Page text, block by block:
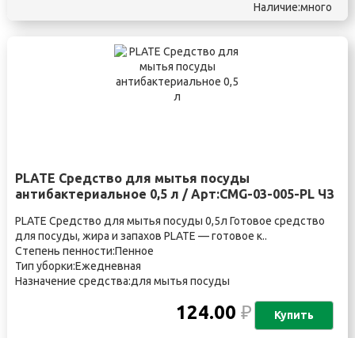
Наличие:много
PLATE Средство для мытья посуды
антибактериальное 0,5 л / Арт:CMG-03-005-PL ЧЗ
PLATE Средство для мытья посуды 0,5л Готовое средство
для посуды, жира и запахов PLATE — готовое к..
Степень пенности:Пенное
Тип уборки:Ежедневная
Назначение средства:для мытья посуды
124.00₽ Купить